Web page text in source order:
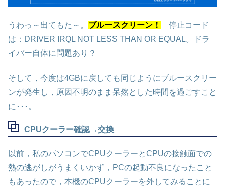
うわっ～出てもた～。 ブルースクリーン！
停止コード
は：DRIVER IRQL NOT LESS THAN OR EQUAL。ドラ
イバー自体に問題あり？
そして，今度は4GBに戻しても同じようにブルースクリー
ンが発生し，原因不明のまま呆然とした時間を過ごすこと
に･･･。
CPUクーラー確認→交換
以前，私のパソコンでCPUクーラーとCPUの接触面での
熱の逃がしがうまくいかず，PCの起動不良になったこと
もあったので，本機のCPUクーラーを外してみることに